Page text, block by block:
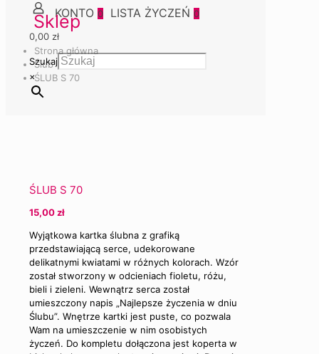
0
0
0,00 zł
Szukaj
×
Sklep
Strona główna
Ślub
ŚLUB S 70
ŚLUB S 70
15,00zł
Wyjątkowa kartka ślubna z grafiką
przedstawiającą serce, udekorowane
delikatnymi kwiatami w różnych kolorach. Wzór
został stworzony w odcieniach fioletu, różu,
bieli i zieleni. Wewnątrz serca został
umieszczony napis „Najlepsze życzenia w dniu
Ślubu”. Wnętrze kartki jest puste, co pozwala
Wam na umieszczenie w nim osobistych
życzeń. Do kompletu dołączona jest koperta w